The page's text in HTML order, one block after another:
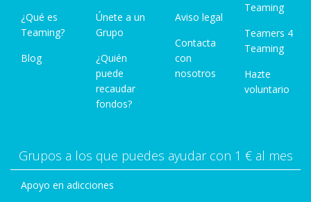
¿Qué es
Teaming?
Blog
Únete a un
Grupo
¿Quién
puede
recaudar
fondos?
Aviso legal
Contacta
con
nosotros
Teaming
Teamers 4
Teaming
Hazte
voluntario
Grupos a los que puedes ayudar con 1 € al mes
Apoyo en adicciones